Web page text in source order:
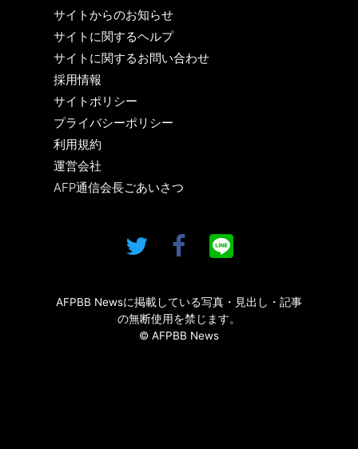
サイトからのお知らせ
サイトに関するヘルプ
サイトに関するお問い合わせ
採用情報
サイトポリシー
プライバシーポリシー
利用規約
運営会社
AFP通信会長ごあいさつ
AFPBB Newsに掲載している写真・見出し・記事
の無断使用を禁じます。
© AFPBB News